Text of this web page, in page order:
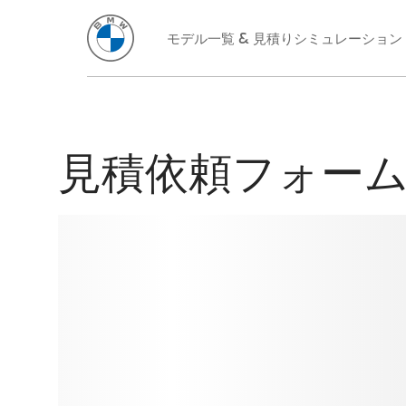
見積依頼フォー